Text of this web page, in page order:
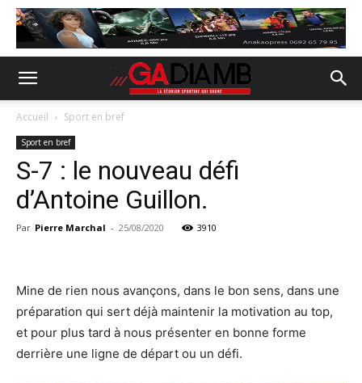
Accueil Sport en bref
Sport en bref
S-7 : le nouveau défi
d’Antoine Guillon.
Par Pierre Marchal - 25/08/2020 3910
Mine de rien nous avançons, dans le bon sens, dans une
préparation qui sert déjà maintenir la motivation au top,
et pour plus tard à nous présenter en bonne forme
derrière une ligne de départ ou un défi.